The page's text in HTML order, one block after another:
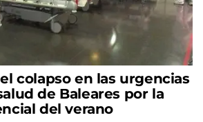
colapso en las urgencias
de Baleares por la
del verano